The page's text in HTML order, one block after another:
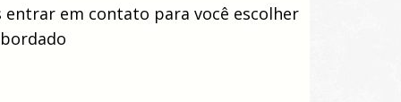
entrar em contato para você escolher